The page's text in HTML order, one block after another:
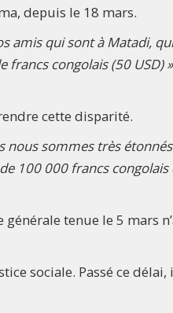
depuis le 18 mars.
amis qui sont à Matadi,
congolais (50 USD) »
cette disparité.
nous sommes très
100 000 francs congolais
tenue le 5 mars
sociale. Passé ce délai,